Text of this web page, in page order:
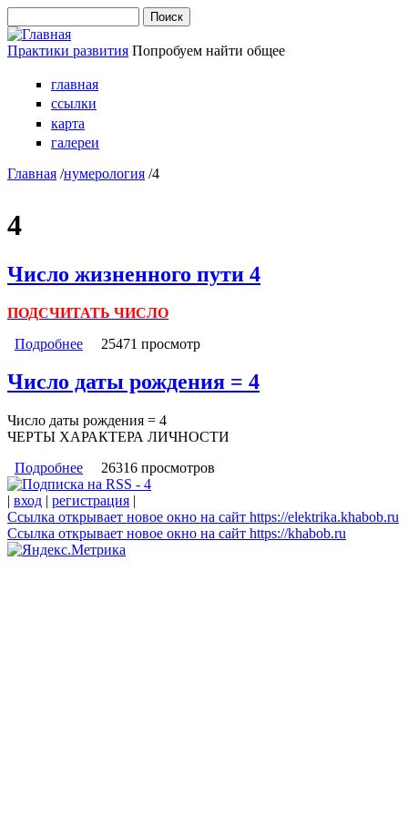
Перейти к основному содержанию
Форма поиска
Практики развития Попробуем найти общее
главная
ссылки
карта
галереи
Главная /нумерология /4
4
Число жизненного пути 4
ПОДСЧИТАТЬ ЧИСЛО
Подробнее о Число жизненного пути 4
25471 просмотр
Число даты рождения = 4
Число даты рождения = 4
ЧЕРТЫ ХАРАКТЕРА ЛИЧНОСТИ
Подробнее о Число даты рождения = 4
26316 просмотров
| вход | регистрация |
Ссылка открывает новое окно на сайт https://elektrika.khabob.ru
Ссылка открывает новое окно на сайт https://khabob.ru